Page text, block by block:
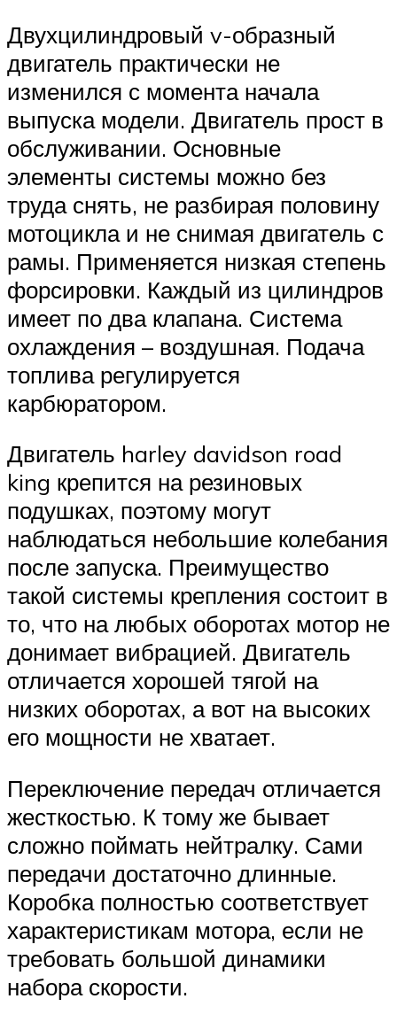
Двухцилиндровый v-образный
двигатель практически не
изменился с момента начала
выпуска модели. Двигатель прост в
обслуживании. Основные
элементы системы можно без
труда снять, не разбирая половину
мотоцикла и не снимая двигатель с
рамы. Применяется низкая степень
форсировки. Каждый из цилиндров
имеет по два клапана. Система
охлаждения – воздушная. Подача
топлива регулируется
карбюратором.
Двигатель harley davidson road
king крепится на резиновых
подушках, поэтому могут
наблюдаться небольшие колебания
после запуска. Преимущество
такой системы крепления состоит в
то, что на любых оборотах мотор не
донимает вибрацией. Двигатель
отличается хорошей тягой на
низких оборотах, а вот на высоких
его мощности не хватает.
Переключение передач отличается
жесткостью. К тому же бывает
сложно поймать нейтралку. Сами
передачи достаточно длинные.
Коробка полностью соответствует
характеристикам мотора, если не
требовать большой динамики
набора скорости.